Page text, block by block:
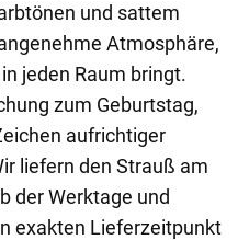
und sattem
Atmosphäre,
jeden Raum bringt.
zum Geburtstag,
aufrichtiger
liefern den Strauß am
der Werktage und
exakten Lieferzeitpunkt